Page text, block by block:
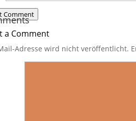
Comment
a Comment
Adresse wird nicht veröffentlicht.